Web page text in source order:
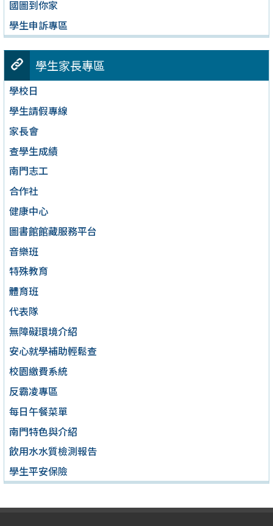
國圖到你家
學生申訴專區
學生家長專區
學校日
學生請假專線
家長會
查學生成績
南門志工
合作社
健康中心
圖書館館藏服務平台
音樂班
特殊教育
體育班
代表隊
無障礙環境介紹
安心就學補助輕鬆查
校園繳費系統
反霸凌專區
每日午餐菜單
南門特色與介紹
飲用水水質檢測報告
學生平安保險